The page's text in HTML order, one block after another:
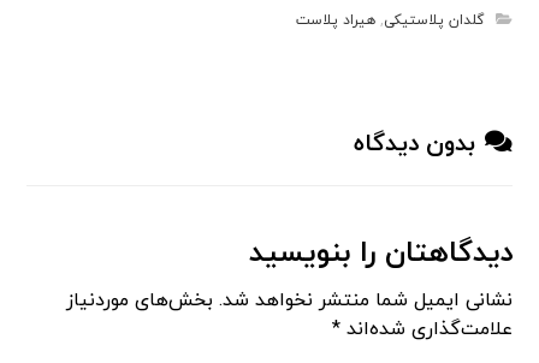
گلدان پلاستیکی,هیراد پلاست
بدون دیدگاه
دیدگاهتان را بنویسید
نشانی ایمیل شما منتشر نخواهد شد. بخش‌های موردنیاز
علامت‌گذاری شده‌اند*